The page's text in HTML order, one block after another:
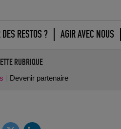
RESTOS ? AGIR AVEC NOUS
RUBRIQUE
Devenir partenaire